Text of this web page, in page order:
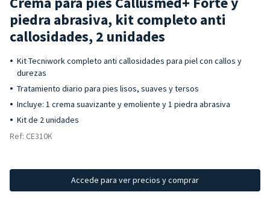
piedra abrasiva, kit completo anti
callosidades, 2 unidades
Kit Tecniwork completo anti callosidades para piel con callos y
durezas
Tratamiento diario para pies lisos, suaves y tersos
Incluye: 1 crema suavizante y emoliente y 1 piedra abrasiva
Kit de 2 unidades
Ref: CE310K
Accede para ver precios y comprar